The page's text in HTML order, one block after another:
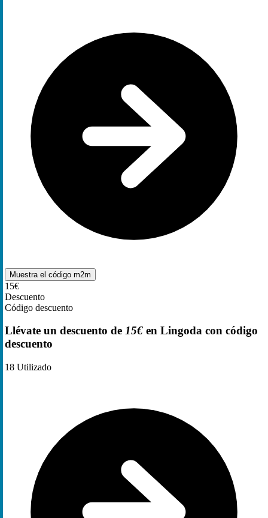
Muestra el código m2m
15€
Descuento
Código descuento
Llévate un descuento de 15€ en Lingoda con código
descuento
18 Utilizado